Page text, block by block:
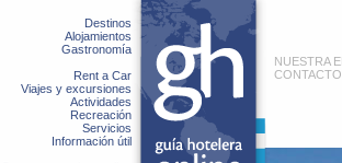
Destinos
Alojamientos
Gastronomía
Rent a Car
Viajes y excursiones
Actividades
Recreación
Servicios
Información útil
NUESTRA
CONTACTO